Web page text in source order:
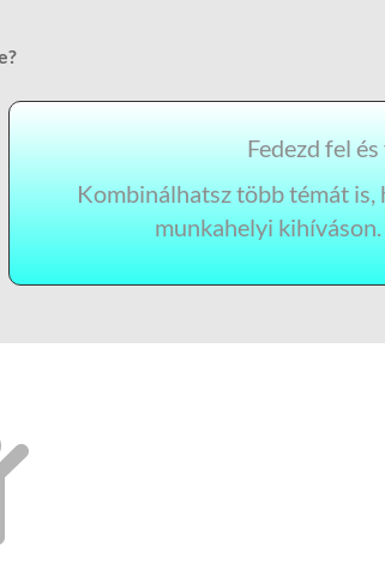
Fedezd fel
Kombinálhatsz több témát
munkahelyi kihíváson.